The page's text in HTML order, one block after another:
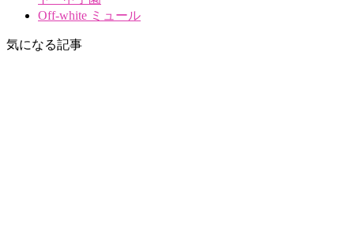
Off-white ミュール
気になる記事